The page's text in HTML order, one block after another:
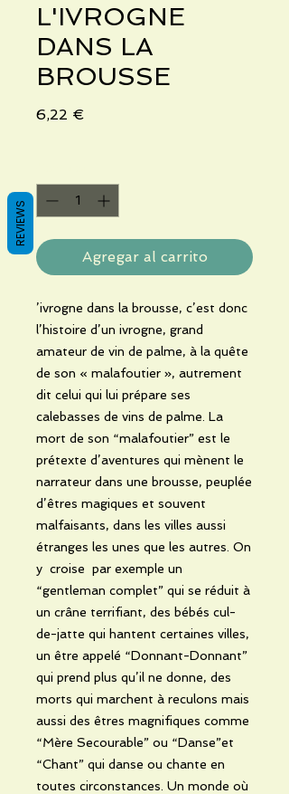
L'IVROGNE
DANS LA
BROUSSE
6,22 €
Agregar al carrito
’ivrogne dans la brousse, c’est donc
l’histoire d’un ivrogne, grand
amateur de vin de palme, à la quête
de son « malafoutier », autrement
dit celui qui lui prépare ses
calebasses de vins de palme. La
mort de son “malafoutier” est le
prétexte d’aventures qui mènent le
narrateur dans une brousse, peuplée
d’êtres magiques et souvent
malfaisants, dans les villes aussi
étranges les unes que les autres. On
y croise par exemple un
“gentleman complet” qui se réduit à
un crâne terrifiant, des bébés cul-
de-jatte qui hantent certaines villes,
un être appelé “Donnant-Donnant”
qui prend plus qu’il ne donne, des
morts qui marchent à reculons mais
aussi des êtres magnifiques comme
“Mère Secourable” ou “Danse”et
“Chant” qui danse ou chante en
toutes circonstances. Un monde où
REVIEWS